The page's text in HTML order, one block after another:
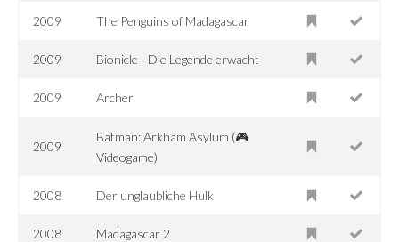
2009 The Penguins of Madagascar
2009 Bionicle - Die Legende erwacht
2009 Archer
2009
Batman: Arkham Asylum (🎮
Videogame)
2008 Der unglaubliche Hulk
2008 Madagascar 2